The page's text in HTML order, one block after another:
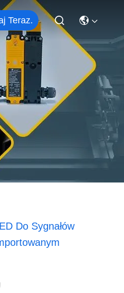
Teraz.
Do Sygnałów